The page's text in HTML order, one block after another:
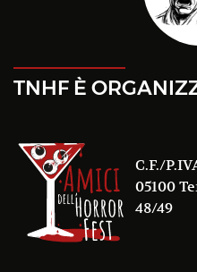
TNHF È
C.F./
05100
48/49